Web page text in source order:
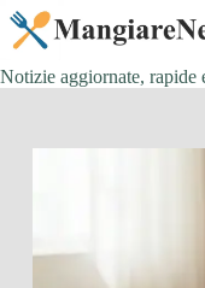
Salta
contenuto
Notizie aggiornate,